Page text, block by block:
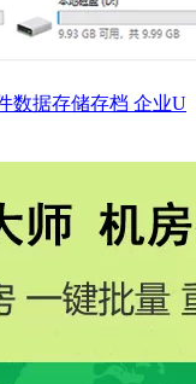
数据存储存档 企业U